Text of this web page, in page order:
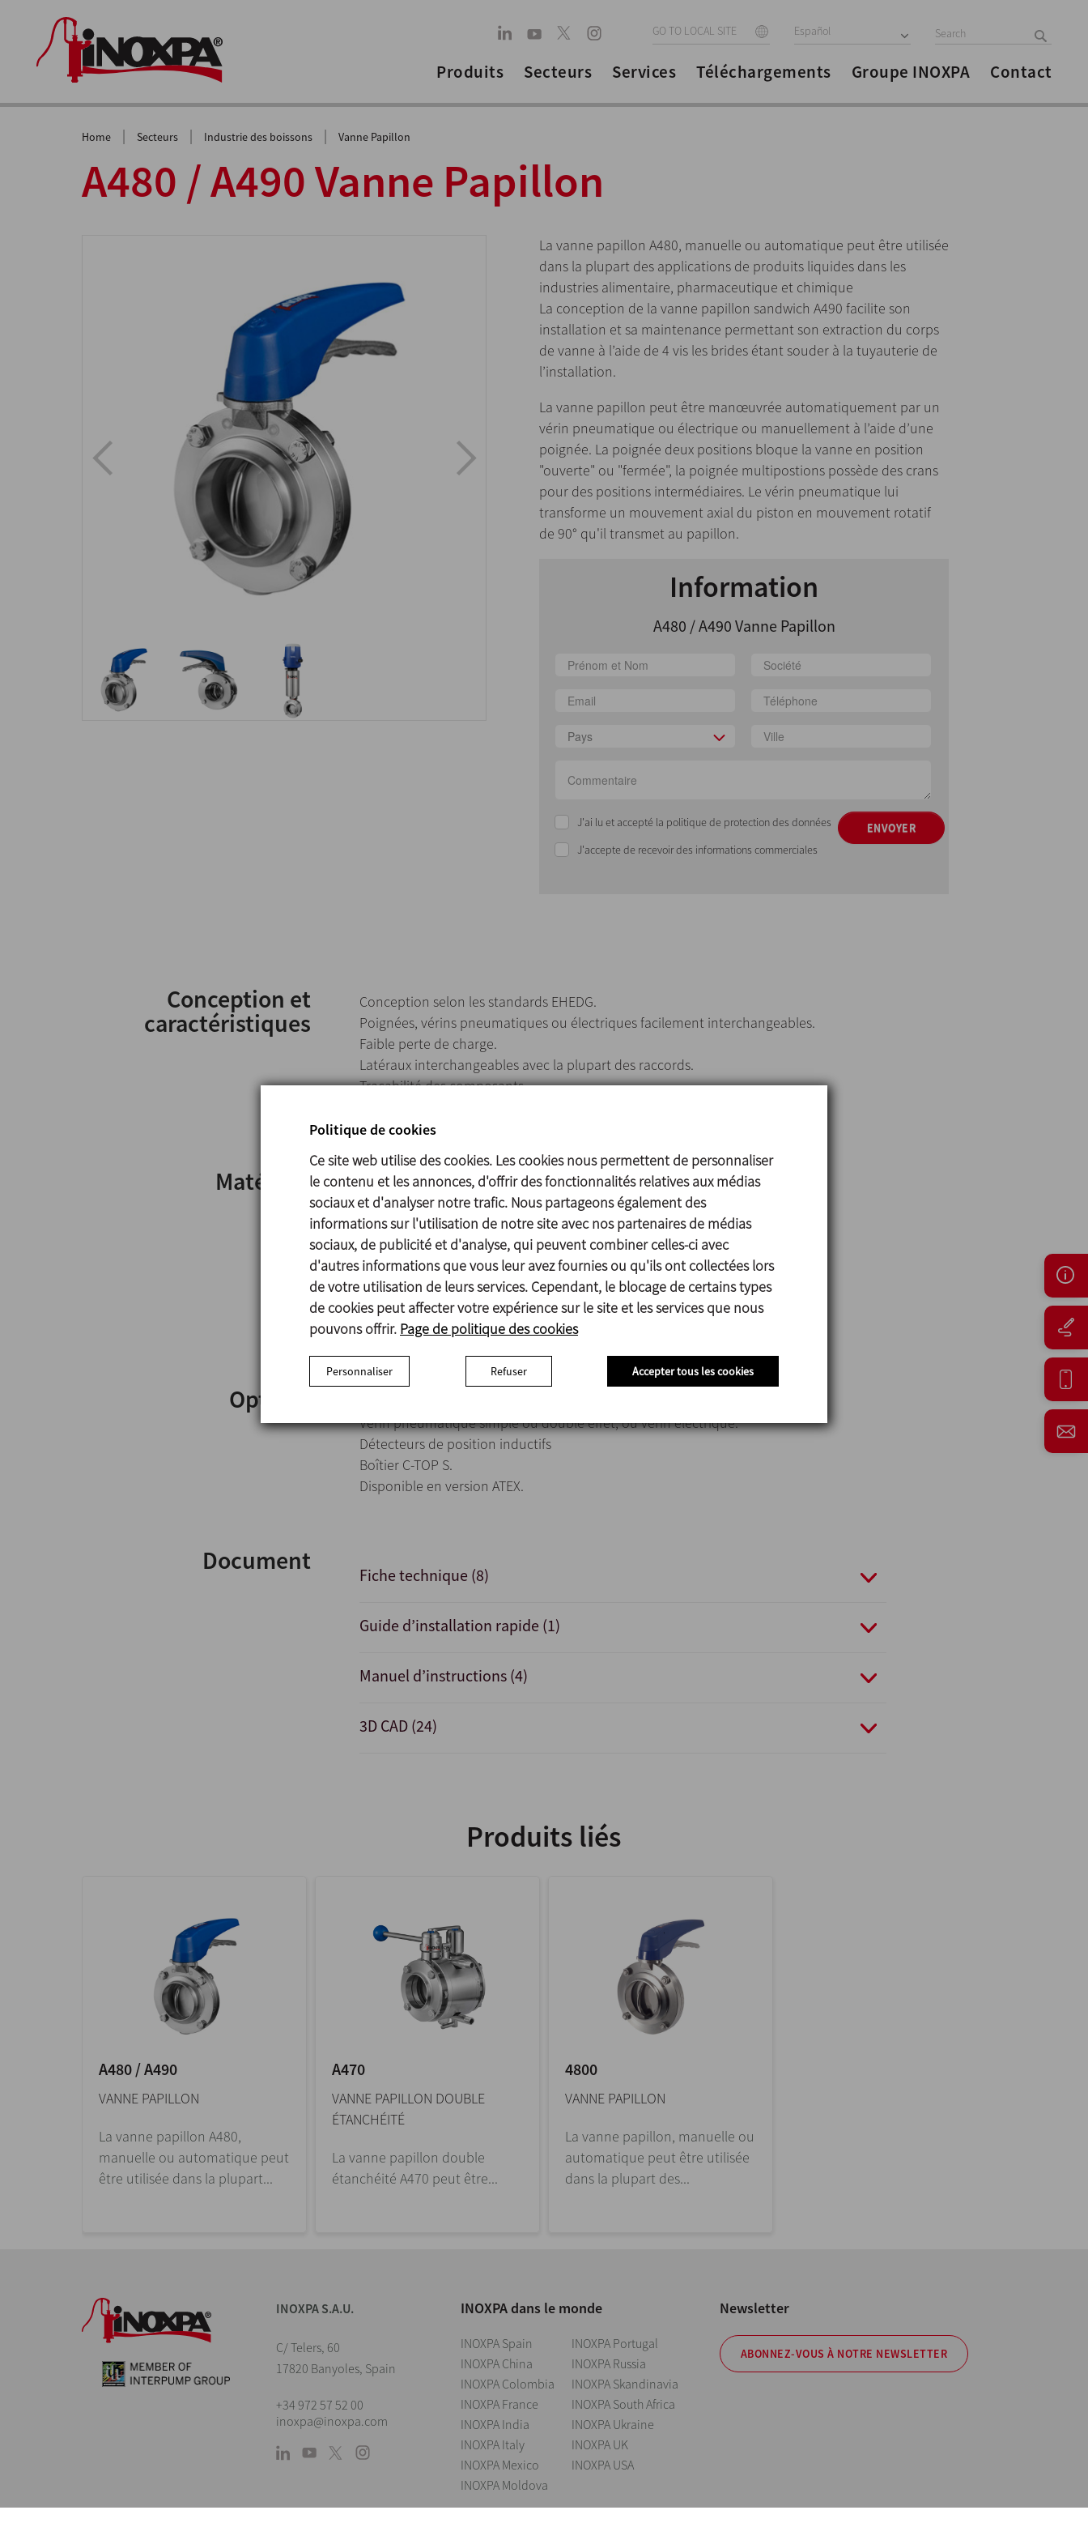
GO TO LOCAL SITE Español
Produits Secteurs Services Téléchargements Groupe INOXPA Contact
Home | Secteurs | Industrie des boissons | Vanne Papillon
A480 / A490 Vanne Papillon
La vanne papillon A480, manuelle ou automatique peut être utilisée
dans la plupart des applications de produits liquides dans les
industries alimentaire, pharmaceutique et chimique
La conception de la vanne papillon sandwich A490 facilite son
installation et sa maintenance permettant son extraction du corps
de vanne à l’aide de 4 vis les brides étant souder à la tuyauterie de
l’installation.
La vanne papillon peut être manœuvrée automatiquement par un
vérin pneumatique ou électrique ou manuellement à l’aide d’une
poignée. La poignée deux positions bloque la vanne en position
"ouverte" ou "fermée", la poignée multipostions possède des crans
pour des positions intermédiaires. Le vérin pneumatique lui
transforme un mouvement axial du piston en mouvement rotatif
de 90° qu'il transmet au papillon.
Information
A480 / A490 Vanne Papillon
Pays
J'ai lu et accepté la politique de protection des données
J'accepte de recevoir des informations commerciales
ENVOYER
Conception et
caractéristiques
Conception selon les standards EHEDG.
Poignées, vérins pneumatiques ou électriques facilement interchangeables.
Faible perte de charge.
Latéraux interchangeables avec la plupart des raccords.
Traçabilité des composants.
Matériels
Papillon 1.4404 (AISI 316L)
Latéraux 1.4307 (AISI 304L) ou 1.4404 (AISI 316L)
Autres pièces en INOX 1.4307 (AISI 304L)
Joint EPDM, HNBR, VMQ ou FPM
Finition superficielle :
Interne Ra ≤ 0,8 μm
Externe Usiné
Options
Vérin pneumatique simple ou double effet, ou vérin électrique.
Détecteurs de position inductifs
Boîtier C-TOP S.
Disponible en version ATEX.
Document Fiche technique (8)
Guide d’installation rapide (1)
Manuel d’instructions (4)
3D CAD (24)
Produits liés
A480 / A490
VANNE PAPILLON
La vanne papillon A480,
manuelle ou automatique peut
être utilisée dans la plupart...
A470
VANNE PAPILLON DOUBLE
ÉTANCHÉITÉ
La vanne papillon double
étanchéité A470 peut être...
4800
VANNE PAPILLON
La vanne papillon, manuelle ou
automatique peut être utilisée
dans la plupart des...
INOXPA S.A.U.
C/ Telers, 60
17820 Banyoles, Spain
+34 972 57 52 00
inoxpa@inoxpa.com
INOXPA dans le monde
INOXPA Spain
INOXPA China
INOXPA Colombia
INOXPA France
INOXPA India
INOXPA Italy
INOXPA Mexico
INOXPA Moldova
INOXPA Portugal
INOXPA Russia
INOXPA Skandinavia
INOXPA South Africa
INOXPA Ukraine
INOXPA UK
INOXPA USA
Newsletter
ABONNEZ-VOUS À NOTRE NEWSLETTER
Politique de cookies
Ce site web utilise des cookies. Les cookies nous permettent de personnaliser
le contenu et les annonces, d'offrir des fonctionnalités relatives aux médias
sociaux et d'analyser notre trafic. Nous partageons également des
informations sur l'utilisation de notre site avec nos partenaires de médias
sociaux, de publicité et d'analyse, qui peuvent combiner celles-ci avec
d'autres informations que vous leur avez fournies ou qu'ils ont collectées lors
de votre utilisation de leurs services. Cependant, le blocage de certains types
de cookies peut affecter votre expérience sur le site et les services que nous
pouvons offrir. Page de politique des cookies
Personnaliser Refuser Accepter tous les cookies